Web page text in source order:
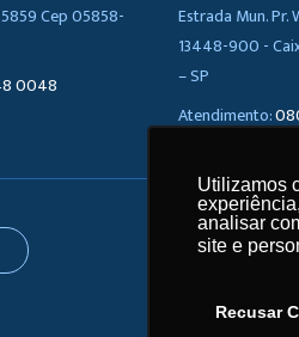
Utilizamos
analisar
site e
Recusar
Utilizamos
analisar
site e
Recusar
Cep 05858-
0048
Estrada Mun. Pr.
13448-900 -
– SP
Atendimento: